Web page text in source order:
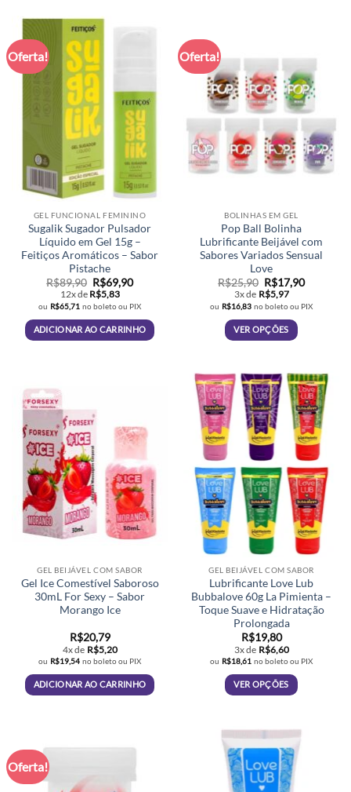
Oferta!
GEL FUNCIONAL FEMININO
Sugalik Sugador Pulsador
Líquido em Gel 15g –
Feitiços Aromáticos – Sabor
Pistache
R$89,90 O
preço
original
era:
R$89,90.
R$69,90O
atual
é:
R$69,90.
12x de R$5,83
ou R$65,71 no boleto ou PIX
ADICIONAR AO CARRINHO
Oferta!
BOLINHAS EM GEL
Pop Ball Bolinha
Lubrificante Beijável com
Sabores Variados Sensual
Love
R$25,90 O
preço
original
era:
R$25,90.
R$17,90O
atual
é:
3x de R$5,97
ou R$16,83 no boleto ou PIX
VER OPÇÕES
tem
várias
variantes.
As
opções
podem
ser
escolhidas
na
página
do
GEL BEIJÁVEL COM SABOR
Gel Ice Comestível Saboroso
30mL For Sexy – Sabor
Morango Ice
R$20,79
4x de R$5,20
ou R$19,54 no boleto ou PIX
ADICIONAR AO CARRINHO
GEL BEIJÁVEL COM SABOR
Lubrificante Love Lub
Bubbalove 60g La Pimienta –
Toque Suave e Hidratação
Prolongada
R$19,80
3x de R$6,60
ou R$18,61 no boleto ou PIX
VER OPÇÕES
várias
variantes.
As
Oferta!